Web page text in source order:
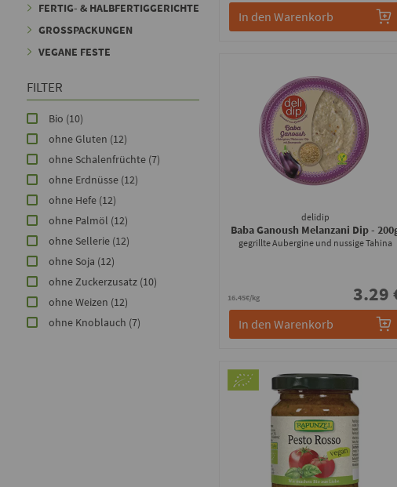
FERTIG- & HALBFERTIGGERICHTE
GROSSPACKUNGEN
VEGANE FESTE
FILTER
Bio (10)
ohne Gluten (12)
ohne Schalenfrüchte (7)
ohne Erdnüsse (12)
ohne Hefe (12)
ohne Palmöl (12)
ohne Sellerie (12)
ohne Soja (12)
ohne Zuckerzusatz (10)
ohne Weizen (12)
ohne Knoblauch (7)
In den Warenkorb
delidip
Baba Ganoush Melanzani Dip-
gegrillte Aubergine und nussige Tahina
16.45€/kg 3.29
In den Warenkorb